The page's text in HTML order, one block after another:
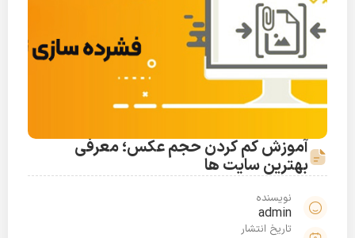
آموزش کم کردن حجم عکس؛ معرفی
بهترین سایت ها
نویسنده
admin
تاریخ انتشار